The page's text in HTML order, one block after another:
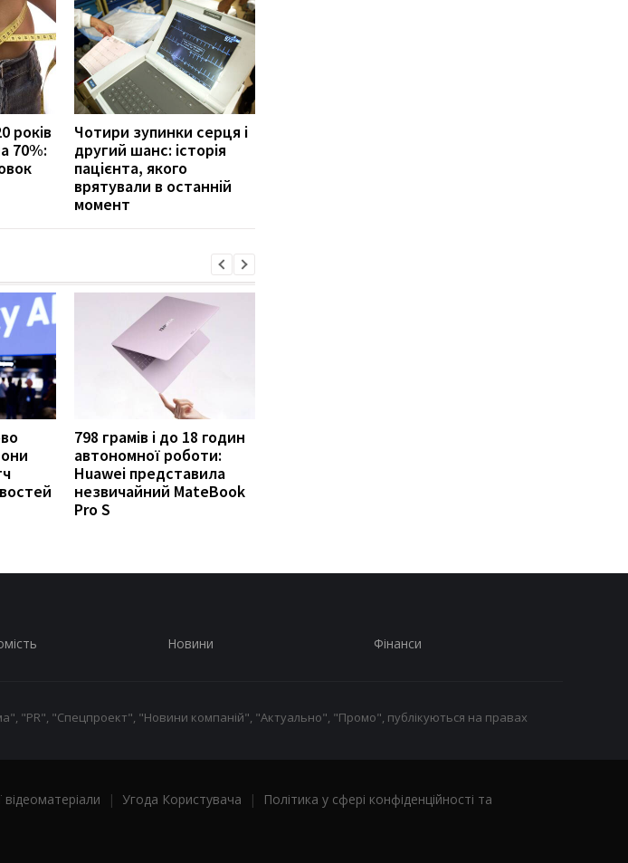
років
70%:
Чотири зупинки серця і
другий шанс: історія
пацієнта, якого
врятували в останній
момент
798 грамів і до 18 годин
автономної роботи:
Huawei представила
незвичайний MateBook
Pro S
Новини Фінанси
"PR", "Спецпроект", "Новини компаній", "Актуально", "Промо", публікуються на правах
відеоматеріали | Угода Користувача |
Політика у сфері конфіденційності та